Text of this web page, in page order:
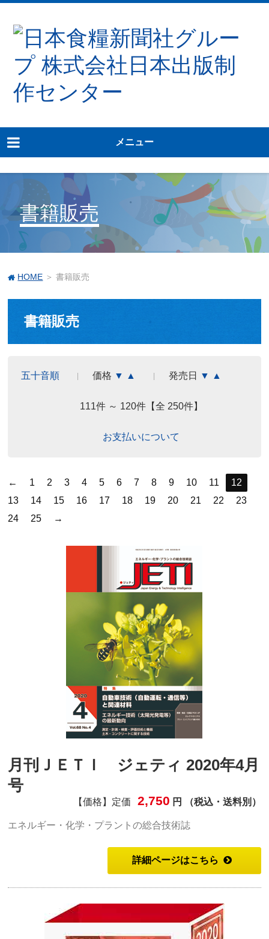
メニュー
書籍販売
HOME ＞ 書籍販売
書籍販売
五十音順 価格 ▼ ▲ 発売日 ▼ ▲
111件 ～ 120件【全 250件】
お支払いについて
← 1 2 3 4 5 6 7 8 9 10 11
12
13
14 15 16 17 18 19 20 21 22
23
24
25 →
月刊ＪＥＴＩ ジェティ 2020年4月
号
【価格】定価 2,750 円 （税込・送料別）
エネルギー・化学・プラントの総合技術誌
詳細ページはこちら